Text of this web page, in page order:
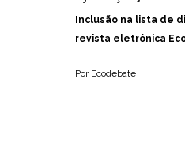
Inclusão na lista de
revista eletrônica
Por Ecodebate